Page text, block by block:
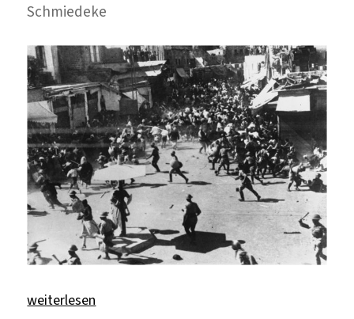
Schmiedeke
„Die Akte „Palästinakonflikt und Berlin““
weiterlesen